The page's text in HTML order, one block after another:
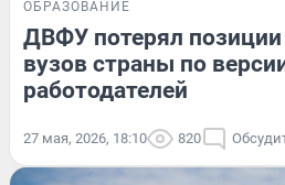
ОБРАЗОВАНИЕ
ДВФУ потерял
вузов страны по
работодателей
27 мая, 2026, 18:10 820